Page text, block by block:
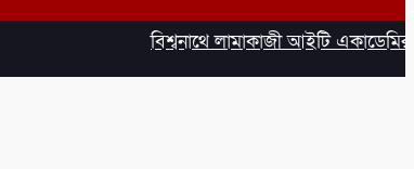
বিশ্বনাথে লামাকাজী আইটি একাডেমির